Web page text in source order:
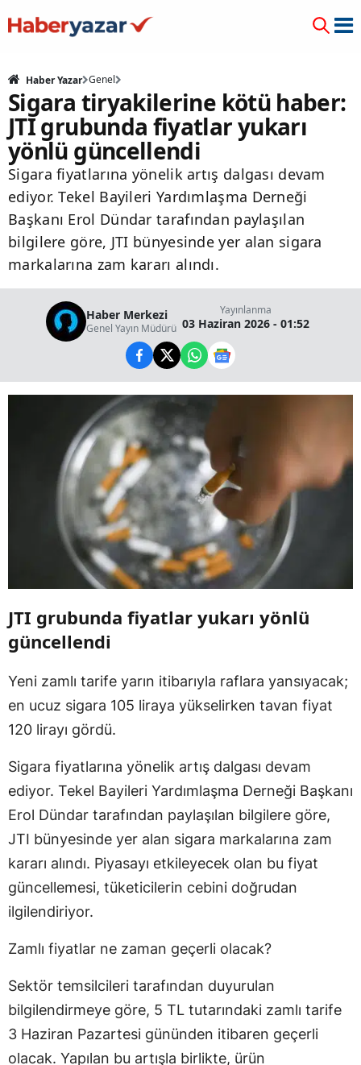
Haber Yazar Genel
Sigara tiryakilerine kötü haber:
JTI grubunda fiyatlar yukarı
yönlü güncellendi
Sigara fiyatlarına yönelik artış dalgası devam
ediyor. Tekel Bayileri Yardımlaşma Derneği
Başkanı Erol Dündar tarafından paylaşılan
bilgilere göre, JTI bünyesinde yer alan sigara
markalarına zam kararı alındı.
Haber Merkezi
Genel Yayın Müdürü
Yayınlanma
03 Haziran 2026 - 01:52
JTI grubunda fiyatlar yukarı yönlü
güncellendi
Yeni zamlı tarife yarın itibarıyla raflara yansıyacak;
en ucuz sigara 105 liraya yükselirken tavan fiyat
120 lirayı gördü.
Sigara fiyatlarına yönelik artış dalgası devam
ediyor. Tekel Bayileri Yardımlaşma Derneği Başkanı
Erol Dündar tarafından paylaşılan bilgilere göre,
JTI bünyesinde yer alan sigara markalarına zam
kararı alındı. Piyasayı etkileyecek olan bu fiyat
güncellemesi, tüketicilerin cebini doğrudan
ilgilendiriyor.
Zamlı fiyatlar ne zaman geçerli olacak?
Sektör temsilcileri tarafından duyurulan
bilgilendirmeye göre, 5 TL tutarındaki zamlı tarife
3 Haziran Pazartesi gününden itibaren geçerli
olacak. Yapılan bu artışla birlikte, ürün